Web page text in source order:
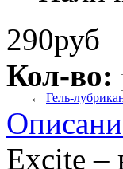
290руб
Кол-во:
← Гель-
Excite –